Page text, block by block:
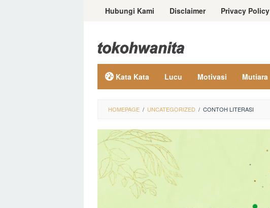
LoncatHubungi Kami Disclaimer Privacy Policy
Kata Kata Lucu Motivasi Mutiara
HOMEPAGE / UNCATEGORIZED / CONTOH LITERASI